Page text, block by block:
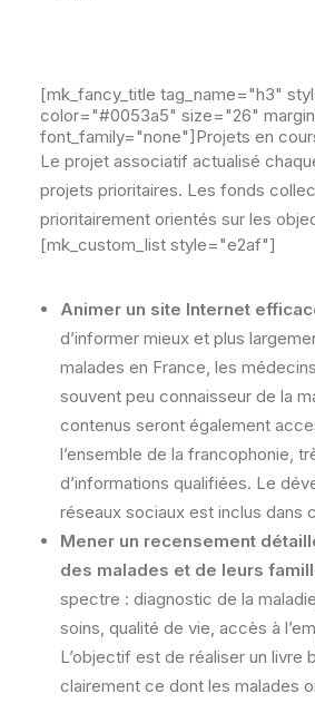
[mk_fancy_title tag_name="h3"
color="#0053a5" size="26"
font_family="none"]Projets en
Le projet associatif actualisé
projets prioritaires. Les fonds
prioritairement orientés sur les
[mk_custom_list style="e2af"]
Animer un site Internet
d’informer mieux et plus
malades en France, les
souvent peu connaisseur de la
contenus seront également
l’ensemble de la francophonie,
d’informations qualifiées. Le
réseaux sociaux est inclus dans
Mener un recensement
des malades et de leurs
spectre : diagnostic de la
soins, qualité de vie, accès à
L’objectif est de réaliser un livre
clairement ce dont les malades